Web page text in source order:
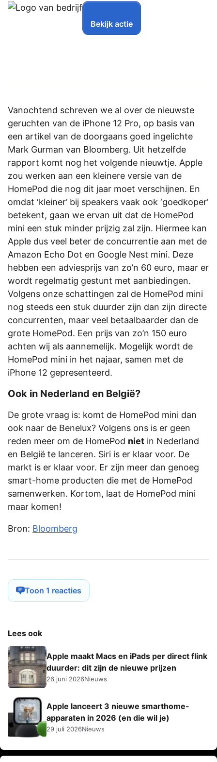
Bekijk actie
Vanochtend schreven we al over de nieuwste
geruchten van de iPhone 12 Pro, op basis van
een artikel van de doorgaans goed ingelichte
Mark Gurman van Bloomberg. Uit hetzelfde
rapport komt nog het volgende nieuwtje. Apple
zou werken aan een kleinere versie van de
HomePod die nog dit jaar moet verschijnen. En
omdat ‘kleiner’ bij speakers vaak ook ‘goedkoper’
betekent, gaan we ervan uit dat de HomePod
mini een stuk minder prijzig zal zijn. Hiermee kan
Apple dus veel beter de concurrentie aan met de
Amazon Echo Dot en Google Nest mini. Deze
hebben een adviesprijs van zo’n 60 euro, maar er
wordt regelmatig gestunt met aanbiedingen.
Volgens onze schattingen zal de HomePod mini
nog steeds een stuk duurder zijn dan zijn directe
concurrenten, maar veel betaalbaarder dan de
grote HomePod. Een prijs van zo’n 150 euro
achten wij als aannemelijk. Mogelijk wordt de
HomePod mini in het najaar, samen met de
iPhone 12 gepresenteerd.
Ook in Nederland en België?
De grote vraag is: komt de HomePod mini dan
ook naar de Benelux? Volgens ons is er geen
reden meer om de HomePod niet in Nederland
en België te lanceren. Siri is er klaar voor. De
markt is er klaar voor. Er zijn meer dan genoeg
smart-home producten die met de HomePod
samenwerken. Kortom, laat de HomePod mini
maar komen!
Bron: Bloomberg
Toon 1 reacties
Lees ook
Apple maakt Macs en iPads per direct flink
duurder: dit zijn de nieuwe prijzen
26 juni 2026Nieuws
Apple lanceert 3 nieuwe smarthome-
apparaten in 2026 (en die wil je)
29 juli 2026Nieuws